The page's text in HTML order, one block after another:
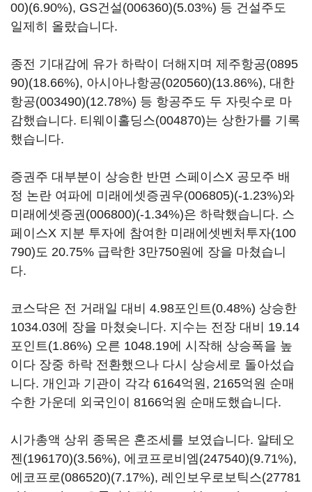
00)(6.90%), GS건설(006360)(5.03%) 등 건설주도
일제히 올랐습니다.
종전 기대감에 유가 하락이 더해지며 제주항공(0895
90)(18.66%), 아시아나항공(020560)(13.86%), 대한
항공(003490)(12.78%) 등 항공주도 두 자릿수로 마
감했습니다. 티웨이홀딩스(004870)는 상한가를 기록
했습니다.
증권주 대부분이 상승한 반면 스페이스X 공모주 배
정 논란 여파에 미래에셋증권우(006805)(-1.23%)와
미래에셋증권(006800)(-1.34%)은 하락했습니다. 스
페이스X 지분 투자에 참여한 미래에셋벤처투자(100
790)도 20.75% 급락한 3만750원에 장을 마쳤습니
다.
코스닥은 전 거래일 대비 4.98포인트(0.48%) 상승한
1034.03에 장을 마쳤슺니다. 지수는 전장 대비 19.14
포인트(1.86%) 오른 1048.19에 시작해 상승폭을 높
이다 장중 하락 전환했으나 다시 상승세로 돌아섰습
니다. 개인과 기관이 각각 6164억원, 2165억원 순매
수한 가운데 외국인이 8166억원 순매도했습니다.
시가총액 상위 종목은 혼조세를 보였습니다. 알테오
젠(196170)(3.56%), 에코프로비엠(247540)(9.71%),
에코프로(086520)(7.17%), 레인보우로보틱스(27781